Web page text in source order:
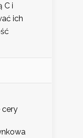
C i
ich
cery